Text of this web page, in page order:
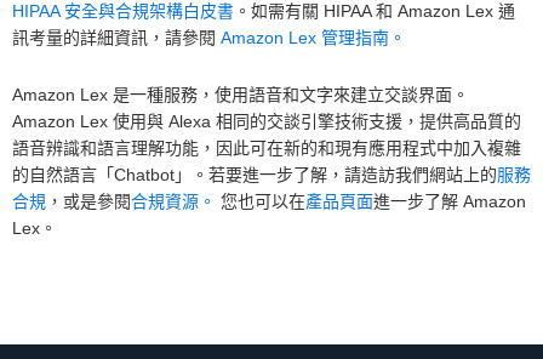
HIPAA 安全與合規架構白皮書 。如需有關 HIPAA 和 Amazon Lex 通
訊考量的詳細資訊，請參閱 Amazon Lex 管理指南。
Amazon Lex 是一種服務，使用語音和文字來建立交談界面。
Amazon Lex 使用與 Alexa 相同的交談引擎技術支援，提供高品質的
語音辨識和語言理解功能，因此可在新的和現有應用程式中加入複雜
的自然語言「Chatbot」。若要進一步了解，請造訪我們網站上的服務
合規 ，或是參閱合規資源。 您也可以在產品頁面進一步了解 Amazon
Lex。